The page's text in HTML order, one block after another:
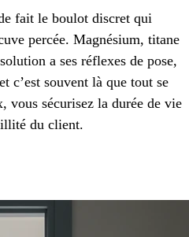
fait le boulot discret qui
percée. Magnésium, titane
a ses réflexes de pose,
c’est souvent là que tout se
vous sécurisez la durée de vie
du client.